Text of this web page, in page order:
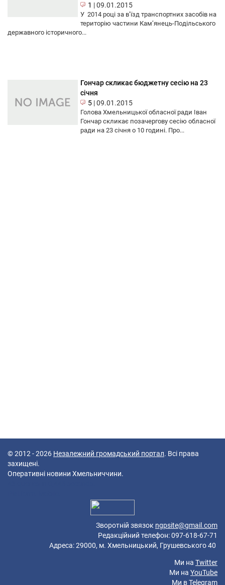
1 |09.01.2015
У 2014 році за в’їзд транспортних засобів на
територію частини Кам’янець-Подільського
державного історичного...
Гончар скликає бюджетну сесію на 23
січня
5 |09.01.2015
Голова Хмельницької обласної ради Іван
Гончар скликає позачергову сесію обласної
ради на 23 січня о 10 годині. Про...
© 2012 - 2026 Незалежний громадський портал. Всі права
захищені.
Оперативні новини Хмельниччини.
Зворотній звязок ngpsite@gmail.com
Редакційний телефон: 097-618-67-71
Адреса: 29000, м. Хмельницький, Грушевського 40
Ми на Twitter
Ми на YouTube
Ми вTelegram